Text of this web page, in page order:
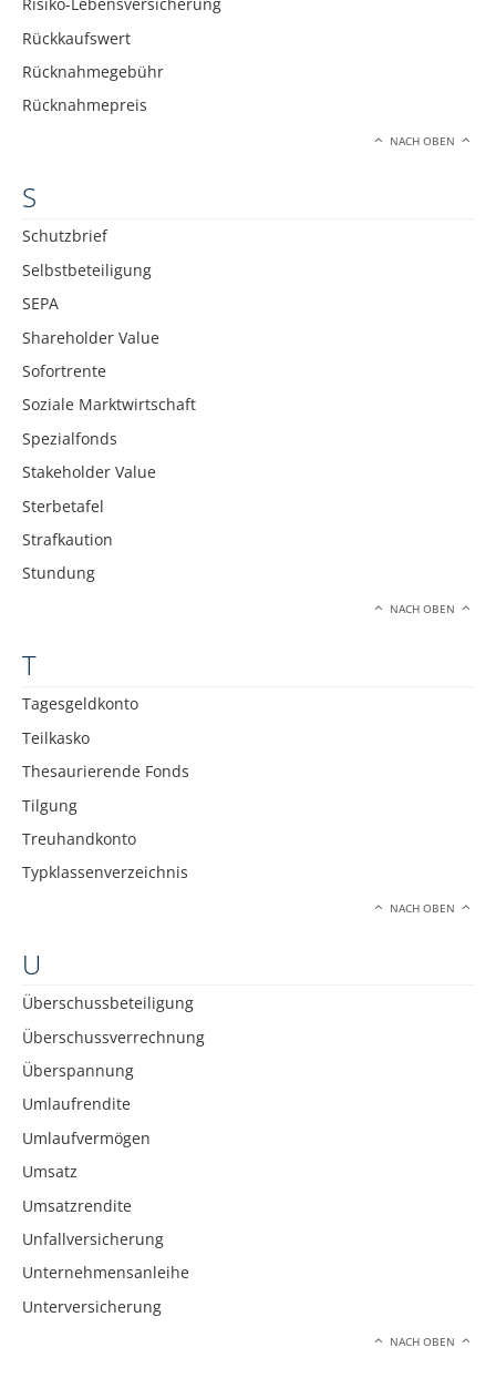
Rückkaufswert
Rücknahmegebühr
Rücknahmepreis
NACH OBEN
S
Schutzbrief
Selbstbeteiligung
SEPA
Shareholder Value
Sofortrente
Soziale Marktwirtschaft
Spezialfonds
Stakeholder Value
Sterbetafel
Strafkaution
Stundung
NACH OBEN
T
Tagesgeldkonto
Teilkasko
Thesaurierende Fonds
Tilgung
Treuhandkonto
Typklassenverzeichnis
NACH OBEN
U
Überschussbeteiligung
Überschussverrechnung
Überspannung
Umlaufrendite
Umlaufvermögen
Umsatz
Umsatzrendite
Unfallversicherung
Unternehmensanleihe
Unterversicherung
NACH OBEN